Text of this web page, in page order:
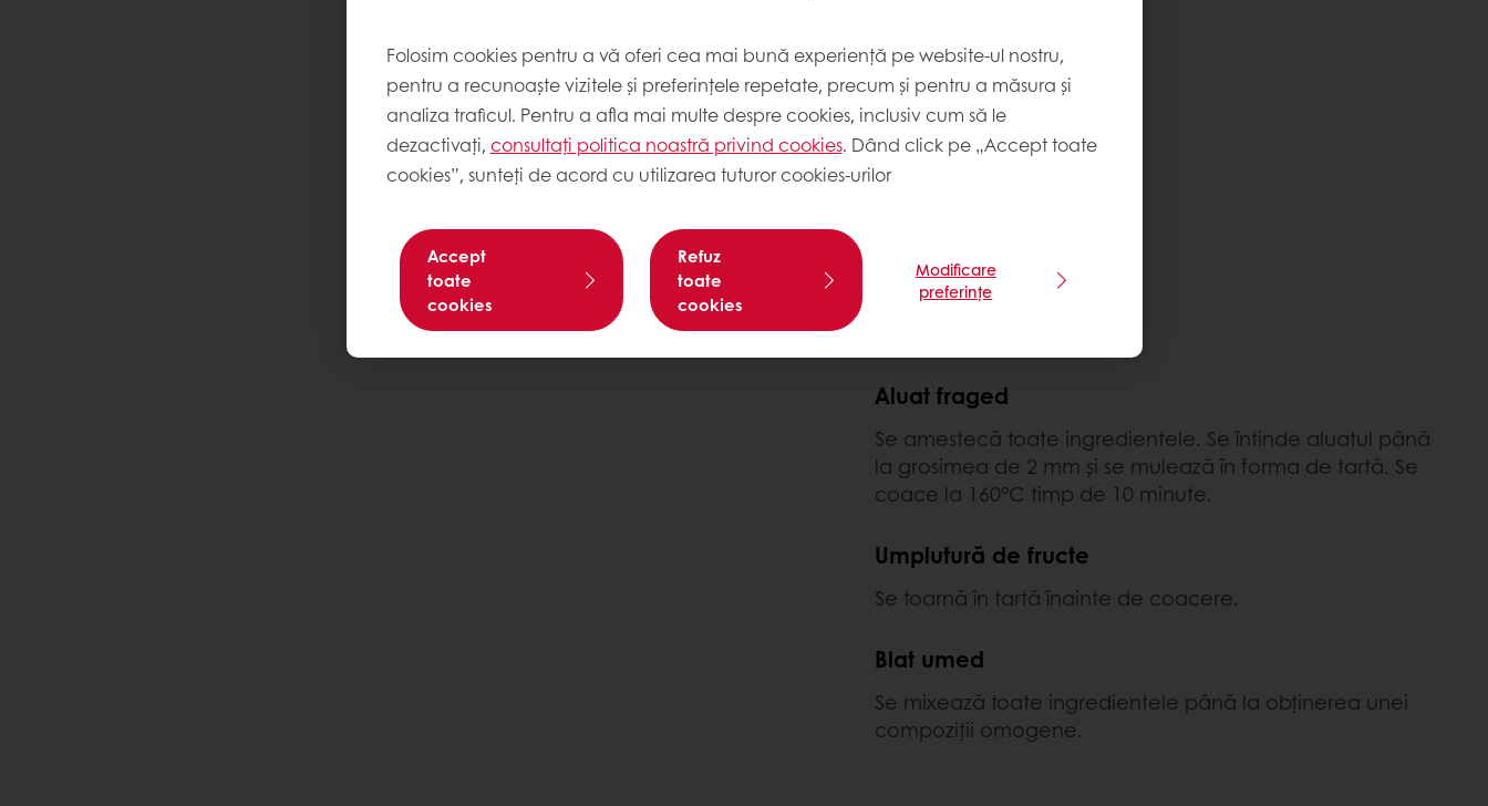
Aluat fraged
Se amestecă toate ingredientele. Se întinde aluatul până
la grosimea de 2 mm și se mulează în forma de tartă. Se
coace la 160°C timp de 10 minute.
Umplutură de fructe
Se toarnă în tartă înainte de coacere.
Blat umed
Se mixează toate ingredientele până la obținerea unei
compoziții omogene.
Folosim cookies pentru a vă oferi cea mai bună experiență pe website-ul nostru,
pentru a recunoaște vizitele și preferințele repetate, precum și pentru a măsura și
analiza traficul. Pentru a afla mai multe despre cookies, inclusiv cum să le
dezactivați, consultați politica noastră privind cookies. Dând click pe „Accept toate
cookies”, sunteți de acord cu utilizarea tuturor cookies-urilor
Accept
toate
cookies
Refuz
toate
cookies
Modificare
preferințe